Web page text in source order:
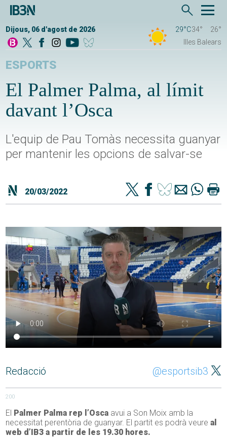
Dijous, 06 d'agost de 2026 29°C34°
26°
Illes Balears
ESPORTS
El Palmer Palma, al límit
davant l’Osca
L'equip de Pau Tomàs necessita guanyar
per mantenir les opcions de salvar-se
20/03/2022
Redacció @esportsib3
200
El Palmer Palma rep l’Osca avui a Son Moix amb la
necessitat perentòria de guanyar. El partit es podrà veureal
web d’IB3 a partir de les 19.30 hores.